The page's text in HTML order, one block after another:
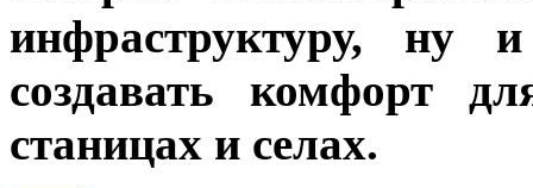
инфраструктуру, ну
создавать комфорт
станицах и селах.